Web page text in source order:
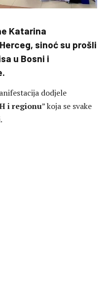
Katarina
sinoć su prošli
u Bosni i
dodjele
i regionu” koja se svake